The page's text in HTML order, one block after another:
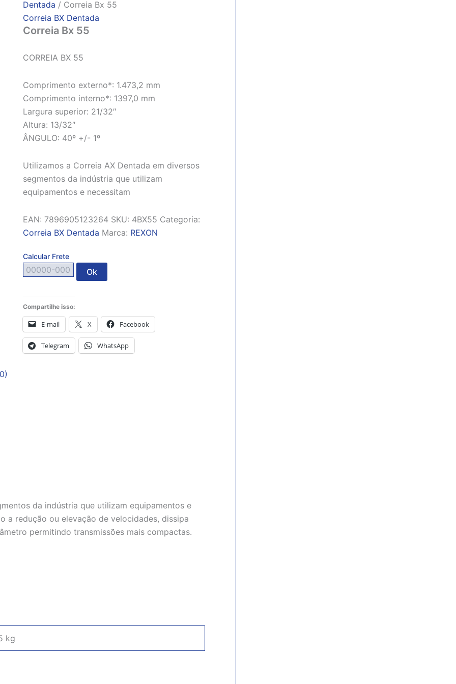
Dentada / Correia Bx 55
Correia BX Dentada
Correia Bx 55
CORREIA BX 55
Comprimento externo*: 1.473,2 mm
Comprimento interno*: 1397,0 mm
Largura superior: 21/32″
Altura: 13/32″
ÂNGULO: 40º +/- 1º
Utilizamos a Correia AX Dentada em diversos
segmentos da indústria que utilizam
equipamentos e necessitam
EAN: 7896905123264 SKU: 4BX55 Categoria:
Correia BX Dentada Marca: REXON
Calcular Frete
Ok
Compartilhe isso:
E-mail X Facebook
Telegram WhatsApp
da indústria que utilizam equipamentos e
a redução ou elevação de velocidades, dissipa
permitindo transmissões mais compactas.
kg